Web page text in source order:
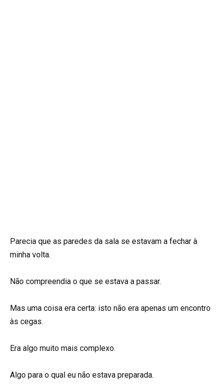
Parecia que as paredes da sala se estavam a fechar à
minha volta.
Não compreendia o que se estava a passar.
Mas uma coisa era certa: isto não era apenas um encontro
às cegas.
Era algo muito mais complexo.
Algo para o qual eu não estava preparada.